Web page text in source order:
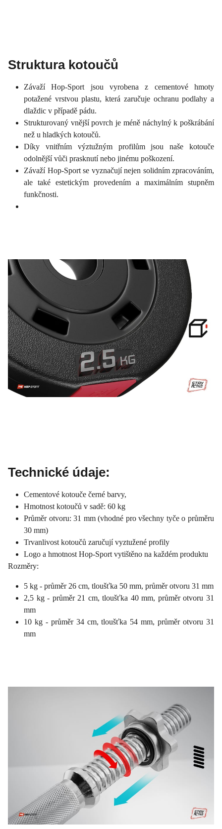
Struktura kotoučů
Závaží Hop-Sport jsou vyrobena z cementové hmoty
potažené vrstvou plastu, která zaručuje ochranu podlahy a
dlaždic v případě pádu.
Strukturovaný vnější povrch je méně náchylný k poškrábání
než u hladkých kotoučů.
Díky vnitřním výztužným profilům jsou naše kotouče
odolnější vůči prasknutí nebo jinému poškození.
Závaží Hop-Sport se vyznačují nejen solidním zpracováním,
ale také estetickým provedením a maximálním stupněm
funkčnosti.
Technické údaje:
Cementové kotouče černé barvy,
Hmotnost kotoučů v sadě: 60 kg
Průměr otvoru: 31 mm (vhodné pro všechny tyče o průměru
30 mm)
Trvanlivost kotoučů zaručují vyztužené profily
Logo a hmotnost Hop-Sport vytištěno na každém produktu
Rozměry:
5 kg - průměr 26 cm, tloušťka 50 mm, průměr otvoru 31 mm
2,5 kg - průměr 21 cm, tloušťka 40 mm, průměr otvoru 31
mm
10 kg - průměr 34 cm, tloušťka 54 mm, průměr otvoru 31
mm